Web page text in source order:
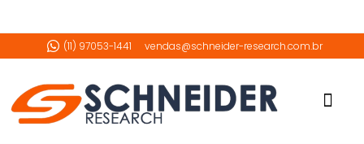
(11) 97053-1441 vendas@schneider-research.com.br